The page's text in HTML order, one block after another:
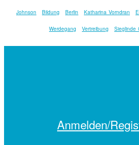
Johnson Bildung Berlin Katharina Vorndran
Werdegang Vertreibung Sieglinde
Anmelden/